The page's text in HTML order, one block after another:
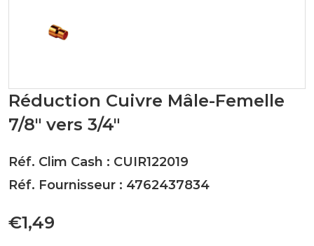
Réduction Cuivre Mâle-Femelle
7/8" vers 3/4"
Réf. Clim Cash : CUIR122019
Réf. Fournisseur : 4762437834
€1,49